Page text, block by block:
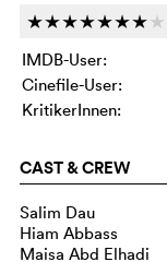
ccccccc c
IMDB-User:
Cinefile-User:
KritikerInnen:
CAST & CREW
Salim Dau
Hiam Abbass
Maisa Abd Elhadi